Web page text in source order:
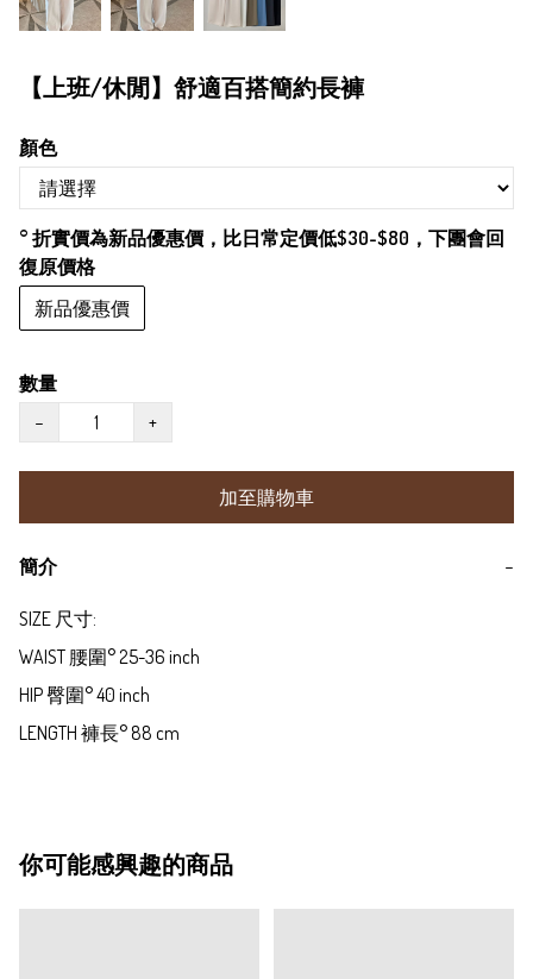
【上班/休閒】舒適百搭簡約長褲
顏色
° 折實價為新品優惠價，比日常定價低$30-$80，下團會回
復原價格
新品優惠價
數量
−
+
加至購物車
簡介 −
SIZE 尺寸:
WAIST 腰圍° 25-36 inch
HIP 臀圍° 40 inch
LENGTH 褲長° 88 cm
你可能感興趣的商品